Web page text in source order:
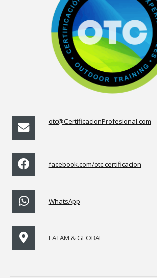
otc@CertificacionProfesional.com
facebook.com/otc.certificacion
WhatsApp
LATAM & GLOBAL